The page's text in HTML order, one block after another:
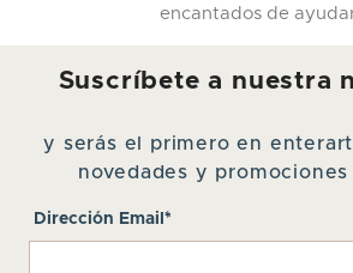
encantados de
Suscríbete a nuestra
y serás el primero en
novedades y promociones
Dirección Email*